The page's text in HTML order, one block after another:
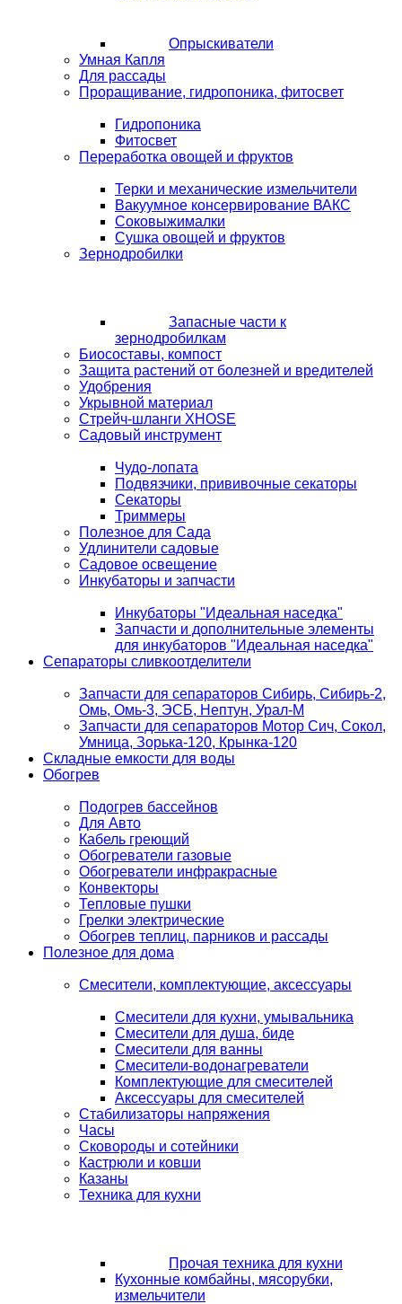
Опрыскиватели
Умная Капля
Для рассады
Проращивание, гидропоника, фитосвет
Гидропоника
Фитосвет
Переработка овощей и фруктов
Терки и механические измельчители
Вакуумное консервирование ВАКС
Соковыжималки
Сушка овощей и фруктов
Зернодробилки
Запасные части к
зернодробилкам
Биосоставы, компост
Защита растений от болезней и вредителей
Удобрения
Укрывной материал
Стрейч-шланги XHOSE
Садовый инструмент
Чудо-лопата
Подвязчики, прививочные секаторы
Секаторы
Триммеры
Полезное для Сада
Удлинители садовые
Садовое освещение
Инкубаторы и запчасти
Инкубаторы "Идеальная наседка"
Запчасти и дополнительные элементы
для инкубаторов "Идеальная наседка"
Сепараторы сливкоотделители
Запчасти для сепараторов Сибирь, Сибирь-2,
Омь, Омь-3, ЭСБ, Нептун, Урал-М
Запчасти для сепараторов Мотор Сич, Сокол,
Умница, Зорька-120, Крынка-120
Складные емкости для воды
Обогрев
Подогрев бассейнов
Для Авто
Кабель греющий
Обогреватели газовые
Обогреватели инфракрасные
Конвекторы
Тепловые пушки
Грелки электрические
Обогрев теплиц, парников и рассады
Полезное для дома
Смесители, комплектующие, аксессуары
Смесители для кухни, умывальника
Смесители для душа, биде
Смесители для ванны
Смесители-водонагреватели
Комплектующие для смесителей
Аксессуары для смесителей
Стабилизаторы напряжения
Часы
Сковороды и сотейники
Кастрюли и ковши
Казаны
Техника для кухни
Прочая техника для кухни
Кухонные комбайны, мясорубки,
измельчители